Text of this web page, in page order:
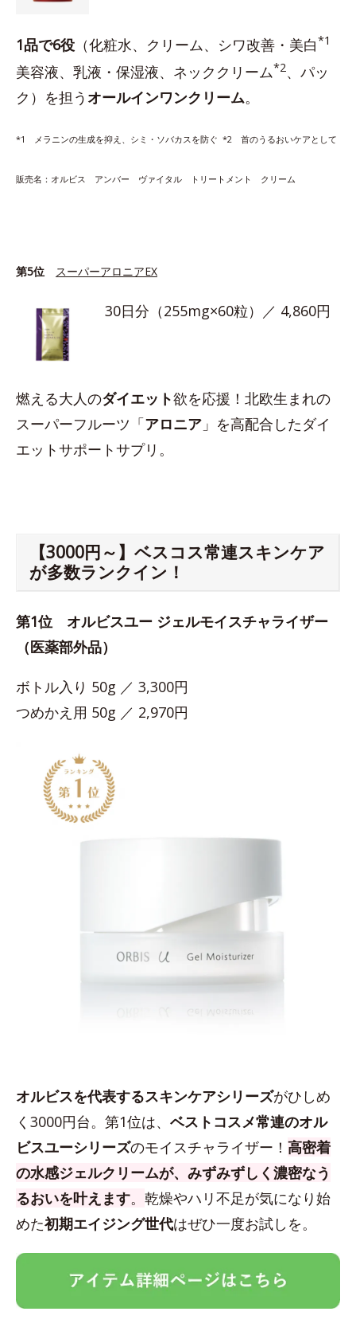
1品で6役 （化粧水、クリーム、シワ改善・美白*1
美容液、乳液・保湿液、ネッククリーム*2、パッ
ク）を担う オールインワンクリーム。
*1 メラニンの生成を抑え、シミ・ソバカスを防ぐ *2 首のうるおいケアとして
販売名：オルビス アンバー ヴァイタル トリートメント クリーム
第5位 スーパーアロニアEX
30日分（255mg×60粒）／ 4,860円
燃える大人のダイエット欲を応援！北欧生まれの
スーパーフルーツ「アロニア 」を高配合したダイ
エットサポートサプリ。
【3000円～】ベスコス常連スキンケア
が多数ランクイン！
第1位 オルビスユー ジェルモイスチャライザー
（医薬部外品）
ボトル入り 50g ／ 3,300円
つめかえ用 50g ／ 2,970円
オルビスを代表するスキンケアシリーズがひしめ
く3000円台。第1位は、 ベストコスメ常連のオル
ビスユーシリーズのモイスチャライザー！ 高密着
の水感ジェルクリームが、みずみずしく濃密なう
るおいを叶えます。 乾燥やハリ不足が気になり始
めた初期エイジング世代はぜひ一度お試しを。